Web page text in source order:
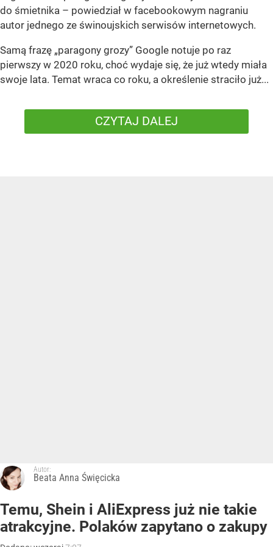
do śmietnika – powiedział w facebookowym nagraniu
autor jednego ze świnoujskich serwisów internetowych.
Samą frazę „paragony grozy” Google notuje po raz
pierwszy w 2020 roku, choć wydaje się, że już wtedy miała
swoje lata. Temat wraca co roku, a określenie straciło już...
CZYTAJ DALEJ
Autor:
Beata Anna Święcicka
Temu, Shein i AliExpress już nie takie
atrakcyjne. Polaków zapytano o zakupy